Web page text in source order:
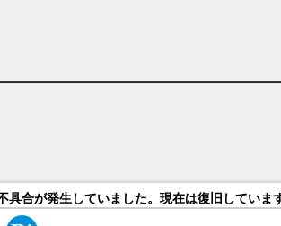
具合が発生していました。現在は復旧していま